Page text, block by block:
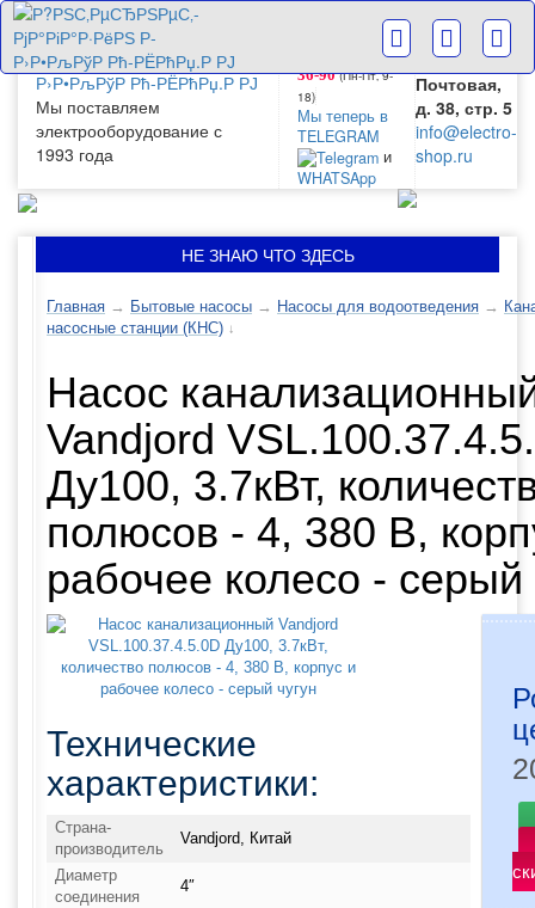
Мы поставляем
электрооборудование с
1993 года
36-90(Пн-Пт‚ 9-
18)
Мы теперь в
TELEGRAM
и
WHATSApp
Большая
Почтовая,
д. 38, стр. 5
info@electro-
shop.ru
НЕ ЗНАЮ ЧТО ЗДЕСЬ
Главная → Бытовые насосы → Насосы для водоотведения →
насосные станции (КНС) ↓
Насос
Vandjord
Ду100, 3.7кВт,
полюсов - 4, 380 В,
рабочее колесо - серый
Технические
характеристики:
Страна-
производитель
Vandjord, Китай
Диаметр
соединения
4″